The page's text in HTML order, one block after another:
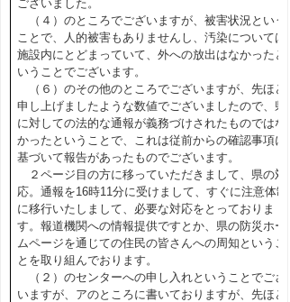
ございました。
（４）のところでございますが、被害状況という
ことで、人的被害もありませんし、汚染については
施設内にとどまっていて、外への放出はなかったと
いうことでございます。
（６）のその他のところでございますが、先ほど
申し上げましたような数値でございましたので、県
に対しての法的な通報が義務づけされたものではな
かったということで、これは従前からの確認事項に
基づいて報告があったものでございます。
２ページ目の方に移っていただきまして、県の対
応。通報を16時11分に受けまして、すぐに注意体制
に移行いたしまして、必要な対応をとっておりま
す。報道機関への情報提供ですとか、県の防災ホー
ムページを通じての住民の皆さんへの周知というこ
とを取り組んでおります。
（２）のセンターへの申し入れということでござ
いますが、アのところに書いておりますが、先ほど